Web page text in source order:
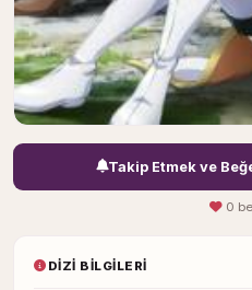
Takip Etmek ve
0
DIZI BILGILERI